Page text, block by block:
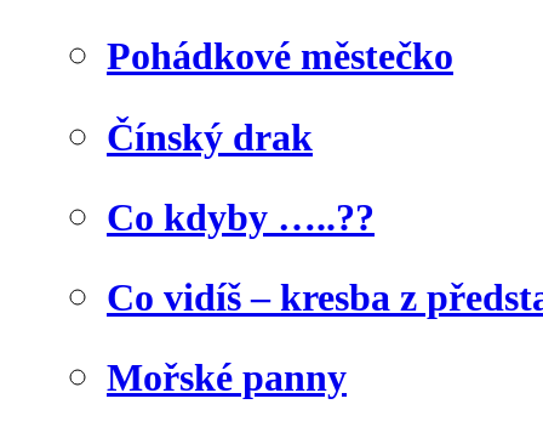
Pohádkové městečko
Čínský drak
Co kdyby …..??
Co vidíš – kresba z
Mořské panny